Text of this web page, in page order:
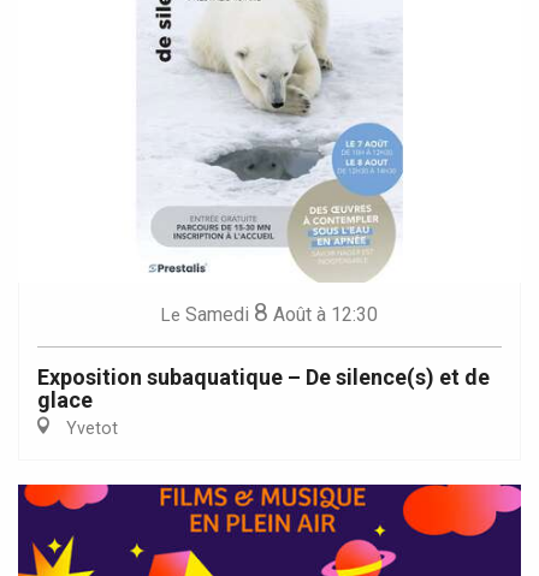
Le Samedi 8 Août à 12:30
Exposition subaquatique – De silence(s) et de
glace
Yvetot